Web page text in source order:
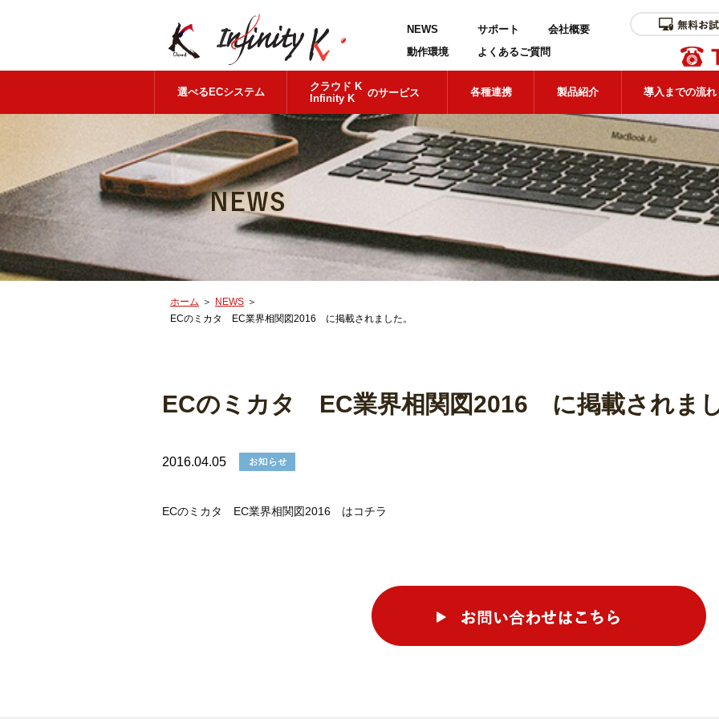
NEWS サポート
会社概要
動作環境
よくあるご質問
選べるECシステム
クラウド K
Infinity K
のサービス 各種連携 製品紹介 導入までの流れ
ホーム ＞ NEWS ＞
ECのミカタ EC業界相関図2016 に掲載されました。
ECのミカタ EC業界相関図2016 に掲載されま
2016.04.05
ECのミカタ EC業界相関図2016 はコチラ